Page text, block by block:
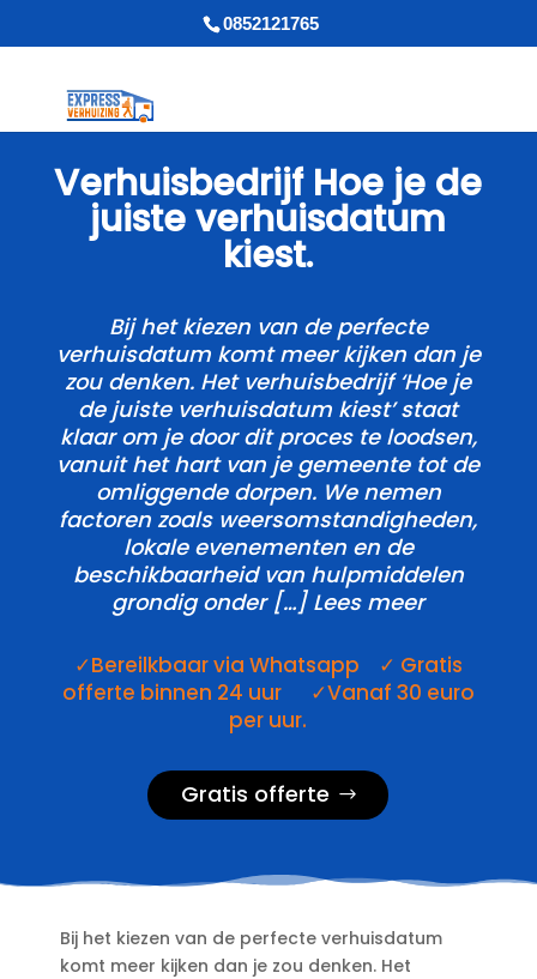
0852121765
Verhuisbedrijf Hoe je de
juiste verhuisdatum
kiest.​
Bij het kiezen van de perfecte
verhuisdatum komt meer kijken dan je
zou denken.​ Het verhuisbedrijf ‘Hoe je
de juiste verhuisdatum kiest’ staat
klaar om je door dit proces te loodsen,
vanuit het hart van je gemeente tot de
omliggende dorpen.​ We nemen
factoren zoals weersomstandigheden,
lokale evenementen en de
beschikbaarheid van hulpmiddelen
grondig onder […] Lees meer
✓Bereilkbaar via Whatsapp ✓ Gratis
offerte binnen 24 uur ✓Vanaf 30 euro
per uur.
Gratis offerte
Bij het kiezen van de perfecte verhuisdatum
komt meer kijken dan je zou denken.​ Het